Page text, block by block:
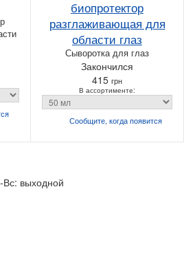
биопротектор
разглаживающая для
области глаз
Сыворотка для глаз
Закончился
415 грн
В ассортименте:
Сообщите, когдапоявится
выходной